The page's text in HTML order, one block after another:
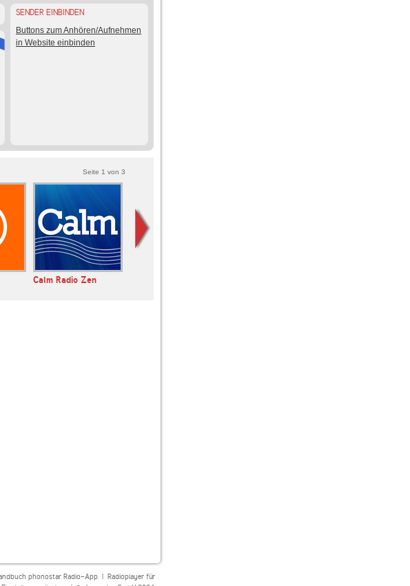
SENDER EINBINDEN
Buttons zum Anhören/Aufnehmen
in Website einbinden
Seite 1 von 3
Calm Radio Zen
phonostar Radio-App| Radioplayer für